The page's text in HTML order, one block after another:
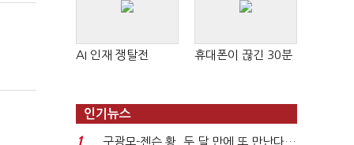
AI 인재 쟁탈전 휴대폰이 끊긴 30분
인기뉴스
1
구광모-젠슨 황, 두 달 만에 또 만난다…